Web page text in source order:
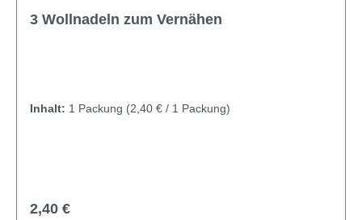
3 Wollnadeln zum Vernähen
Inhalt: 1 Packung (2,40 € / 1 Packung)
Regulärer Preis:
2,40 €